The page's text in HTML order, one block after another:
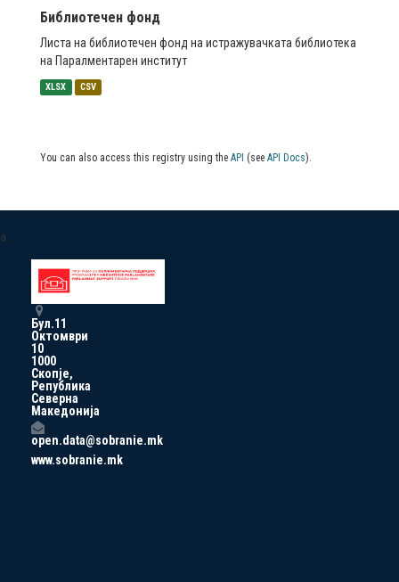
Библиотечен фонд
Листа на библиотечен фонд на истражувачката библиотека
на Паралментарен институт
XLSX CSV
You can also access this registry using the API (see API Docs).
a
Бул.11
Октомври
10
1000
Скопје,
Република
Северна
Македонија
open.data@sobranie.mk
www.sobranie.mk